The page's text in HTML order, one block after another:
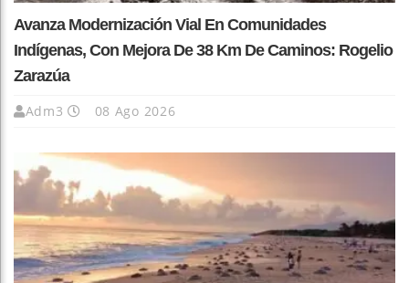
Avanza Modernización Vial En Comunidades
Indígenas, Con Mejora De 38 Km De Caminos: Rogelio
Zarazúa
Adm3 08 Ago 2026